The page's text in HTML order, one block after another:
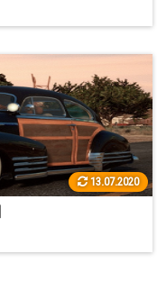
13.07.2020